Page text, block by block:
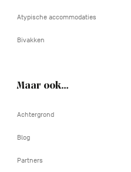
Atypische accommodaties
Bivakken
Maar ook…
Achtergrond
Blog
Partners